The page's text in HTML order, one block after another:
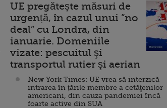
UE pregătește măsuri de
urgență, în cazul unui ”no
deal” cu Londra, din
ianuarie. Domeniile
vizate: pescuitul şi
transportul rutier şi aerian
New York Times: UE vrea să interzică
intrarea în țările membre a cetăţenilor
americani, din cauza pandemiei încă
foarte active din SUA